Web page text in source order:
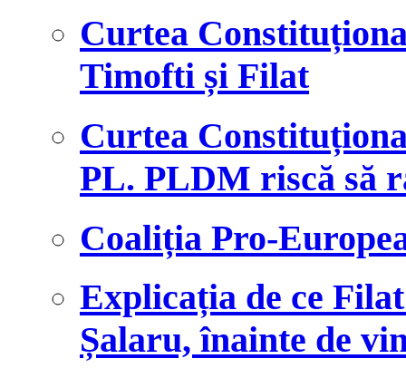
Curtea
Timofti și Filat
Curtea
PL. PLDM riscă să
Coaliția Pro-
Explicația de ce
Șalaru, înainte de